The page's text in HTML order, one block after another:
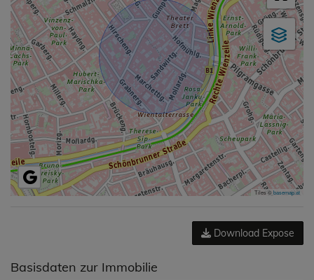
Tiles ©basemap.at
Download Expose
Basisdaten zur Immobilie